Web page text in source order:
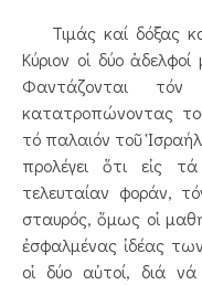
Τιμάς καί δόξας
Κύριον οἱ δύο
Φαντάζονται τόν
κατατροπώνοντας
τό παλαιόν τοῦ
προλέγει ὅτι εἰς
τελευταίαν φοράν,
σταυρός, ὅμως οἱ
ἐσφαλμένας ἰδέας
οἱ δύο αὐτοί, διά